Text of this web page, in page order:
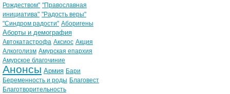
Рождеством" "Православная
инициатива" "Радость веры"
"Синдром радости" Аборигены
Аборты и демография
Автокатастрофа Аксиос Акция
Алкоголизм Амурская епархия
Амурское благочиние
Анонсы Армия Бари
Беременность и роды Благовест
Благотворительность